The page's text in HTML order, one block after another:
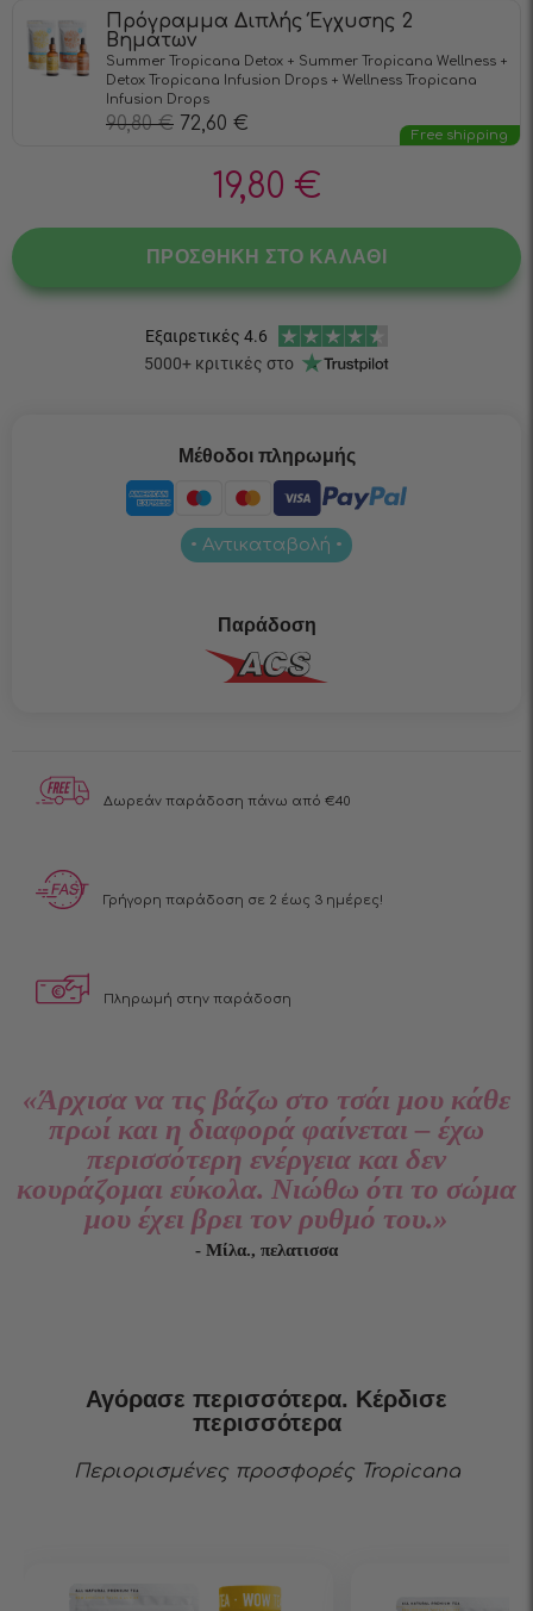
Πρόγραμμα Διπλής Έγχυσης 2
Βημάτων
Summer Tropicana Detox + Summer Tropicana Wellness +
Detox Tropicana Infusiоn Drops + Wellness Tropicana
Infusiоn Drops
90,80€ 72,60 €
Free shipping
19,80 €
ΠΡΟΣΘΉΚΗ ΣΤΟ ΚΑΛΆΘΙ
Μέθοδοι πληρωμής
• Αντικαταβολή •
Παράδοση
Δωρεάν παράδοση πάνω από €40
Γρήγορη παράδοση σε 2 έως 3 ημέρες!
Πληρωμή στην παράδοση
«Άρχισα να τις βάζω στο τσάι μου κάθε
πρωί και η διαφορά φαίνεται – έχω
περισσότερη ενέργεια και δεν
κουράζομαι εύκολα. Νιώθω ότι το σώμα
μου έχει βρει τον ρυθμό του.»
- Μίλα., πελατισσα
Αγόρασε περισσότερα. Κέρδισε
περισσότερα
Περιορισμένες προσφορές Tropicana